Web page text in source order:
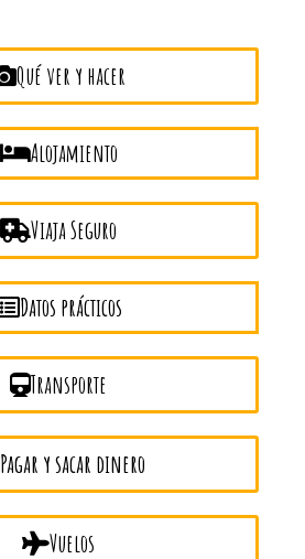
Qué ver y hacer
Alojamiento
Viaja Seguro
Datos prácticos
Transporte
Pagar y sacar dinero
Vuelos